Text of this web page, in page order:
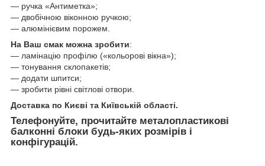
— ручка «Антиметка»;
— двобічною віконною ручкою;
— алюмінієвим порожем.
На Ваш смак можна зробити:
— ламінацію профілю («кольорові вікна»);
— тонування склопакетів;
— додати шпитси;
— зробити рівні світлові отвори.
Доставка по Києві та Київській області.
Телефонуйте, прочитайте металопластикові
балконні блоки будь-яких розмірів і
конфігурацій.